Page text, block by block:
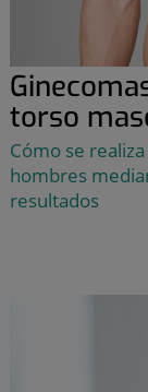
torso
Cómo se
hombres
resultados